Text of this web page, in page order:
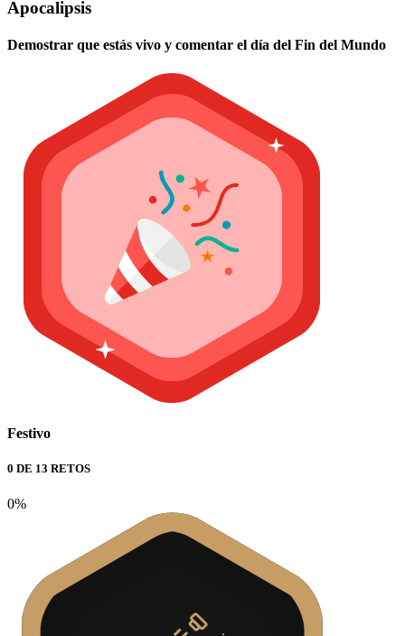
Apocalipsis
Demostrar que estás vivo y comentar el día del Fin del Mundo
Festivo
0 DE 13 RETOS
0%